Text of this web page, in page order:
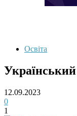
Освіта
Український
12.09.2023
0
1